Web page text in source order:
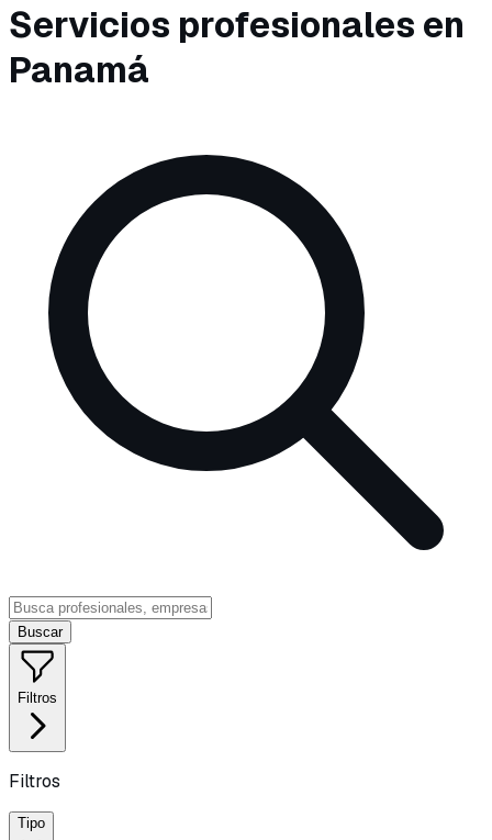
Servicios profesionales en
Panamá
Buscar
Filtros
Filtros
Tipo